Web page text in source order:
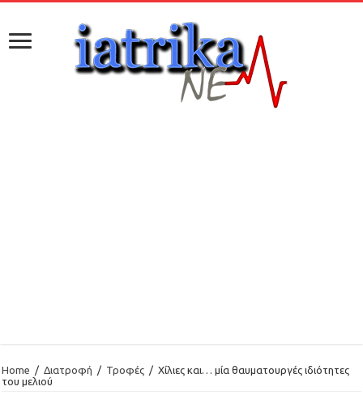
Home / Διατροφή / Τροφές / Χίλιες και… μία θαυματουργές ιδιότητες
του μελιού